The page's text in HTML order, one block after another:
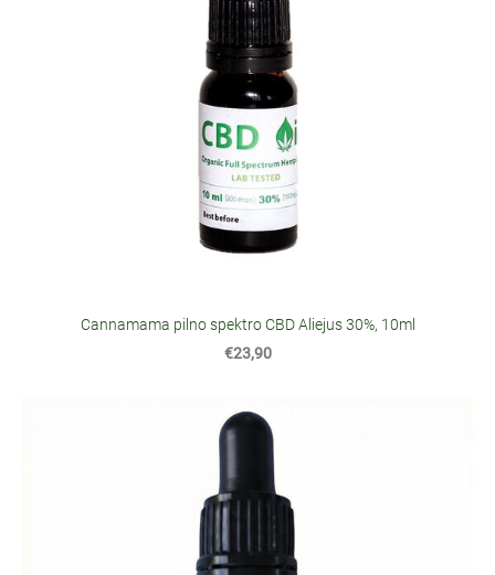
Cannamama pilno spektro CBD Aliejus 30%, 10ml
€23,90